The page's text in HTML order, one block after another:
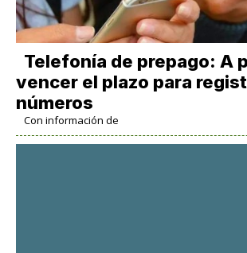
Telefonía de prepago: A
vencer el plazo para
números
Con información de